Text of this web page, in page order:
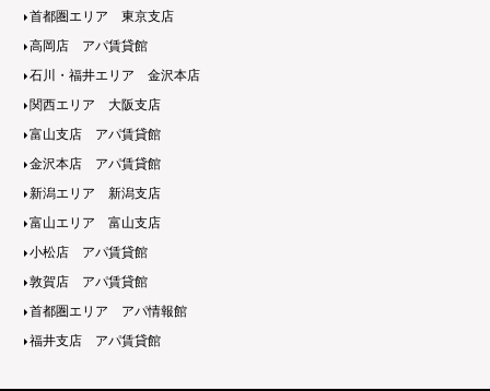
首都圏エリア 東京支店
高岡店 アパ賃貸館
石川・福井エリア 金沢本店
関西エリア 大阪支店
富山支店 アパ賃貸館
金沢本店 アパ賃貸館
新潟エリア 新潟支店
富山エリア 富山支店
小松店 アパ賃貸館
敦賀店 アパ賃貸館
首都圏エリア アパ情報館
福井支店 アパ賃貸館